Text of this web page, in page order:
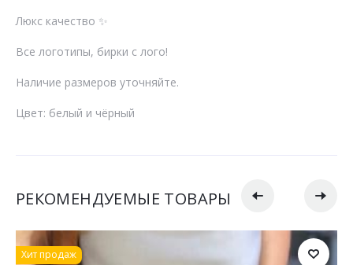
Люкс качество ✨
Все логотипы, бирки с лого!
Наличие размеров уточняйте.
Цвет: белый и чёрный
РЕКОМЕНДУЕМЫЕ ТОВАРЫ
Хит продаж